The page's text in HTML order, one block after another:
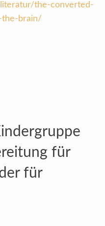
the-converted-
the-brain/
für
für